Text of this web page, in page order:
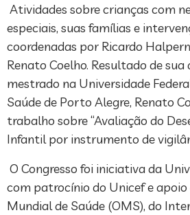
Atividades sobre crianças com
especiais, suas famílias e
coordenadas por Ricardo
Renato Coelho. Resultado de
mestrado na Universidade
Saúde de Porto Alegre, Renato
trabalho sobre “Avaliação do
Infantil por instrumento de
O Congresso foi iniciativa da
com patrocínio do Unicef e apoio
Mundial de Saúde (OMS), do